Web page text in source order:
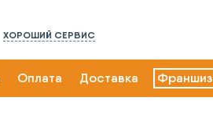
ХОРОШИЙ СЕРВИС
Оплата Доставка